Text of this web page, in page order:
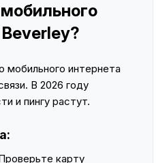
Beverley?
мобильного интернета
В 2026 году
и пингу растут.
карту